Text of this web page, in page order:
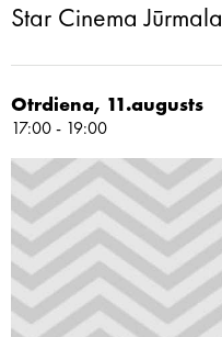
Star Cinema Jūrmala
Otrdiena, 11.augusts
17:00 - 19:00